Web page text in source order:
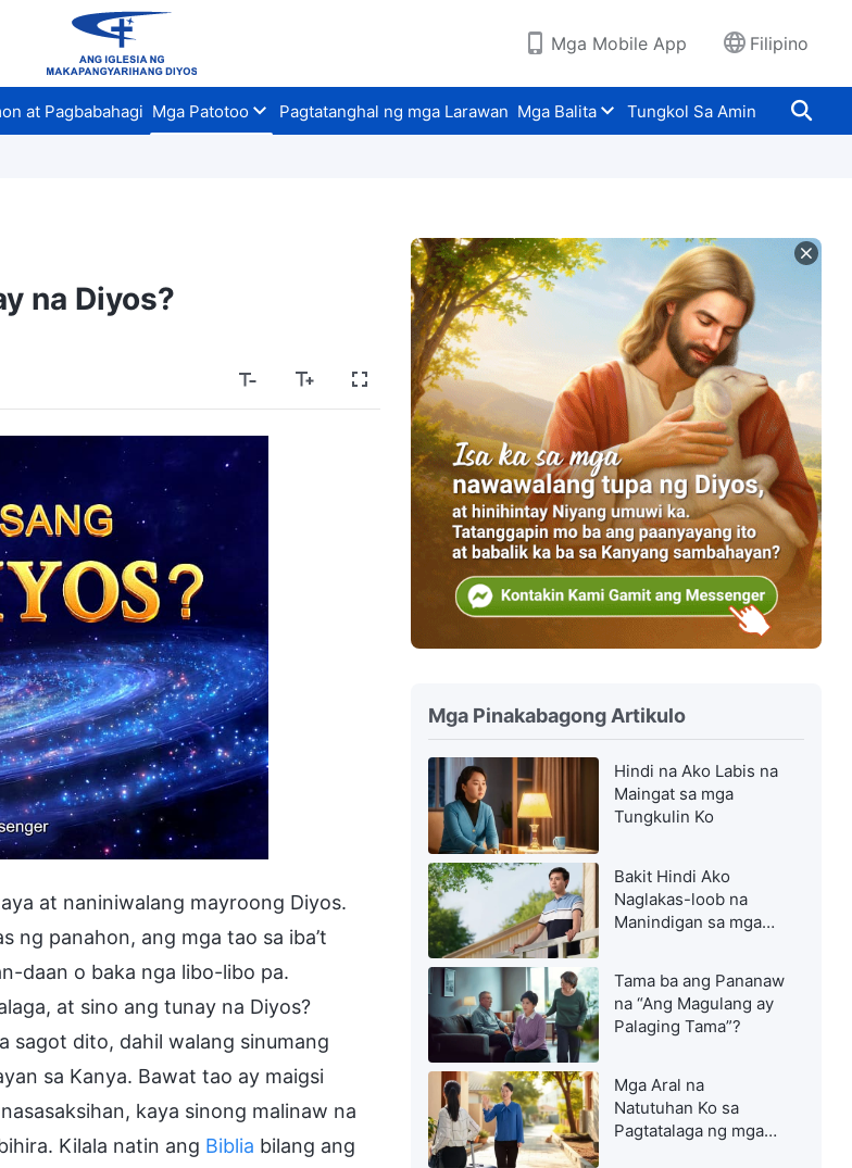
Mga Mobile App Filipino
at Pagbabahagi Mga Patotoo Pagtatanghal ng mga Larawan Mga Balita Tungkol Sa Amin
na Diyos?
at naniniwalang mayroong Diyos.
ng panahon, ang mga tao sa iba’t
daan o baka nga libo-libo pa.
at sino ang tunay na Diyos?
sagot dito, dahil walang sinumang
sa Kanya. Bawat tao ay maigsi
kaya sinong malinaw na
Kilala natin ang Biblia bilang ang
Mga Pinakabagong Artikulo
Hindi na Ako Labis na
Maingat sa mga
Tungkulin Ko
Bakit Hindi Ako
Naglakas-loob na
Manindigan sa mga
Tama ba ang Pananaw
na “Ang Magulang ay
Palaging Tama”?
Mga Aral na
Natutuhan Ko sa
Pagtatalaga ng mga